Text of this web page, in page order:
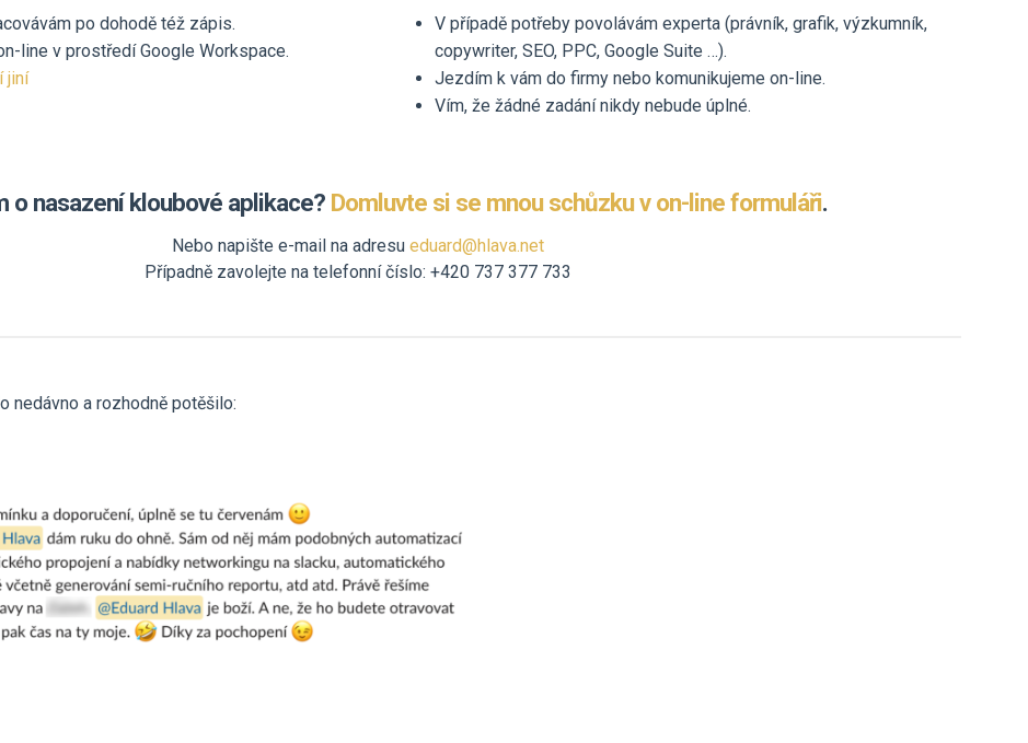
po dohodě též zápis.
line v prostředí Google Workspace.
jiní
V případě potřeby povolávám experta (právník, grafik, výzkumník,
copywriter, SEO, PPC, Google Suite …).
Jezdím k vám do firmy nebo komunikujeme on-line.
Vím, že žádné zadání nikdy nebude úplné.
o nasazení kloubové aplikace? Domluvte si se mnou schůzku v on-line formuláři.
Nebo napište e-mail na adresu eduard@hlava.net
Případně zavolejte na telefonní číslo: +420 737 377 733
nedávno a rozhodně potěšilo: